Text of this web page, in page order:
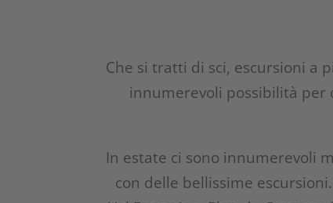
Che si tratti di sci, escursioni a
innumerevoli possibilità per
In estate ci sono innumerevoli
con delle bellissime